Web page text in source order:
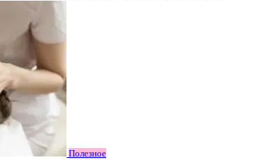
Полезное